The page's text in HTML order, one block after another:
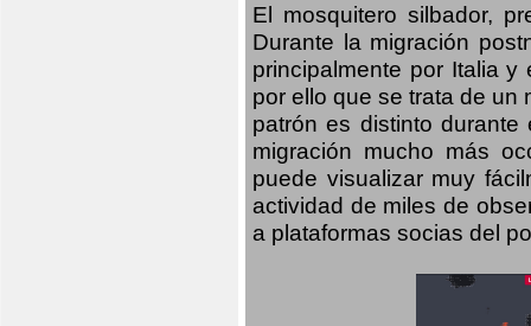
El mosquitero silbador,
Durante la migración
principalmente por Italia
por ello que se trata de un
patrón es distinto
migración mucho más
puede visualizar muy
actividad de miles de
a plataformas socias del